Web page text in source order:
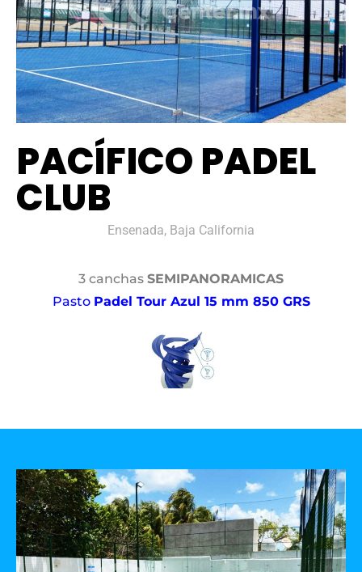
PACÍFICO PADEL
CLUB
Ensenada, Baja California
3 canchas SEMIPANORAMICAS
Pasto Padel Tour Azul 15 mm 850 GRS